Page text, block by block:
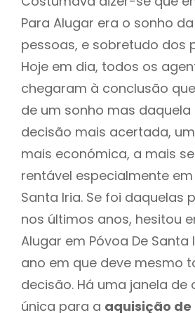
Para Alugar era o sonho
pessoas, e sobretudo dos
Hoje em dia, todos os
chegaram à conclusão
de um sonho mas daquela
decisão mais acertada,
mais económica, a mais
rentável especialmente em
Santa Iria. Se foi daquelas
nos últimos anos, hesitou
Alugar em Póvoa De Santa
ano em que deve mesmo
decisão. Há uma janela
única para a aquisição de